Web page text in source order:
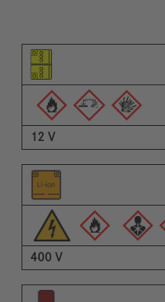
Пиктограма на елемента
Пиктограми на
Описание
12 V
400 V